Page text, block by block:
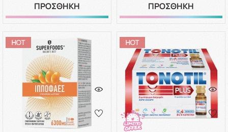
ΠΡΟΣΘΗΚΗ ΠΡΟΣΘΗΚΗ